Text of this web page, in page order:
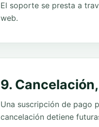
El soporte se presta a
web.
9.
Una suscripción de pago
cancelación detiene